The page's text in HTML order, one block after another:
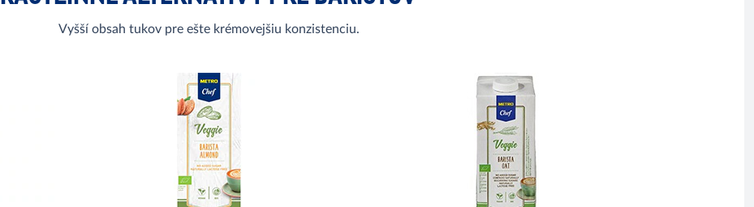
Vyšší obsah tukov pre ešte krémovejšiu konzistenciu.